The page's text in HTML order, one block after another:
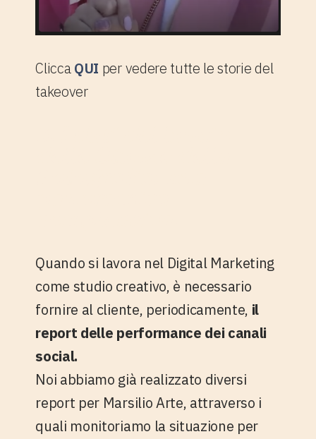
CliccaQUI per vedere tutte le storie del
takeover
Quando si lavora nel Digital Marketing
come studio creativo, è necessario
fornire al cliente, periodicamente, il
report delle performance dei canali
social.
Noi abbiamo già realizzato diversi
report per Marsilio Arte, attraverso i
quali monitoriamo la situazione per